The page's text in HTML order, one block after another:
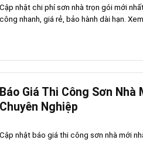
Cập nhật chi phí sơn nhà trọn gói mới
công nhanh, giá rẻ, bảo hành dài hạn. Xem
Báo Giá Thi Công Sơn
Chuyên Nghiệp
Cập nhật báo giá thi công sơn nhà mới